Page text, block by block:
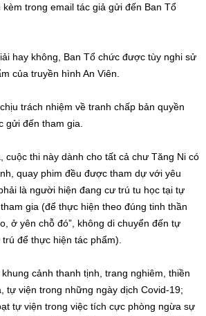
trong email tác giả gửi đến Ban Tổ
hay không, Ban Tổ chức được tùy nghi sử
của truyền hình An Viên.
trách nhiệm về tranh chấp bản quyền
gửi đến tham gia.
cuộc thi này dành cho tất cả chư Tăng Ni có
quay phim đều được tham dự với yêu
là người hiện đang cư trú tu học tại tự
gia (để thực hiện theo đúng tinh thần
ở yên chỗ đó”, không di chuyển đến tự
để thực hiện tác phẩm).
cảnh thanh tịnh, trang nghiêm, thiền
tự viện trong những ngày dịch Covid-19;
tự viện trong việc tích cực phòng ngừa sự